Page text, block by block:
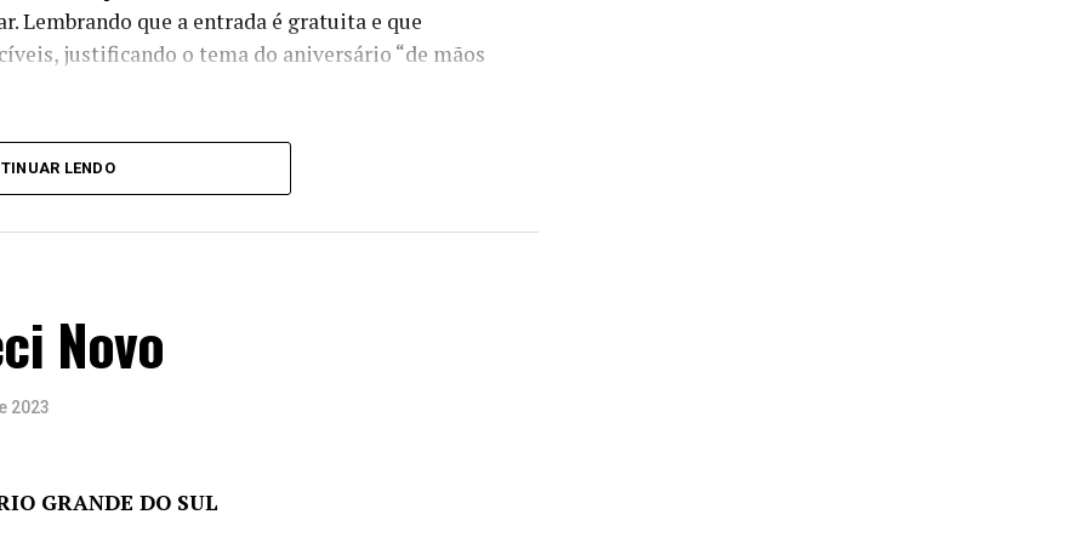
Lembrando que a entrada é gratuita e que
justificando o tema do aniversário “de mãos
Viva Vida
Signos
cartões com a patronagem.
LENDO
Novo
2023
GRANDE DO SUL